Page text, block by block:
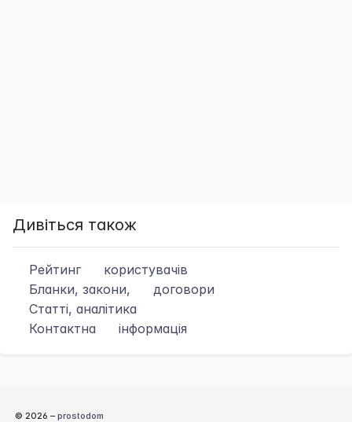
Дивіться також
Рейтинг
користувачів
Бланки, закони,
договори
Статті, аналітика
Контактна
інформація
© 2026 – prostodom